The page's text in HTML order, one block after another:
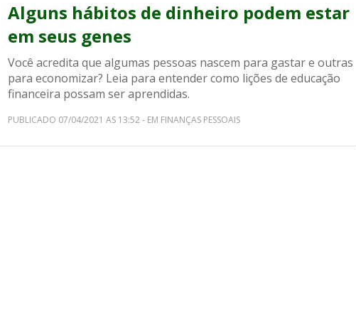
Alguns hábitos de dinheiro podem estar
em seus genes
Você acredita que algumas pessoas nascem para gastar e outras
para economizar? Leia para entender como lições de educação
financeira possam ser aprendidas.
PUBLICADO 07/04/2021 AS 13:52 - EM FINANÇAS PESSOAIS